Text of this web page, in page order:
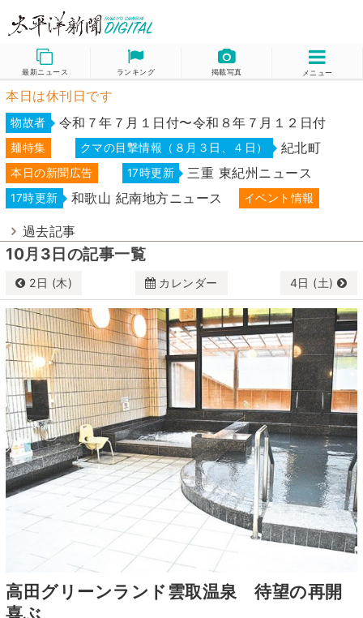
最新ニュース ランキング 掲載写真 メニュー
本日は休刊日です
物故者 令和７年７月１日付〜令和８年７月１２日付
麺特集 クマの目撃情報（８月３日、４日） 紀北町
本日の新聞広告 17時更新 三重 東紀州ニュース
17時更新 和歌山 紀南地方ニュース イベント情報
過去記事
10月3日の記事一覧
2日 (木) カレンダー 4日 (土)
10月 2025
日 月 火 水 木 金
土
28
29 30 1 2 3
4
5
6 7 8 9 10
11
12
13 14 15 16 17
18
19
20 21 22 23 24
25
26
27 28 29 30 31 1
高田グリーンランド雲取温泉 待望の再開
喜ぶ